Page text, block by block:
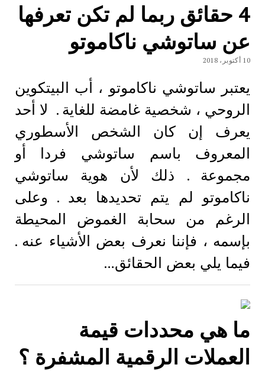
4 حقائق ربما لم تكن تعرفها
عن ساتوشي ناكاموتو
10 أكتوبر، 2018
يعتبر ساتوشي ناكاموتو ، أب البيتكوين
الروحي ، شخصية غامضة للغاية . لا أحد
يعرف إن كان الشخص الأسطوري
المعروف باسم ساتوشي فردا أو
مجموعة . ذلك لأن هوية ساتوشي
ناكاموتو لم يتم تحديدها بعد . وعلى
الرغم من سحابة الغموض المحيطة
بإسمه ، فإننا نعرف بعض الأشياء عنه .
فيما يلي بعض الحقائق…
ما هي محددات قيمة
العملات الرقمية المشفرة ؟